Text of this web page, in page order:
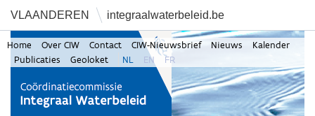
VLAANDEREN integraalwaterbeleid.be
Home Over CIW Contact CIW-Nieuwsbrief Nieuws
Kalender
Publicaties
Geoloket NL EN FR